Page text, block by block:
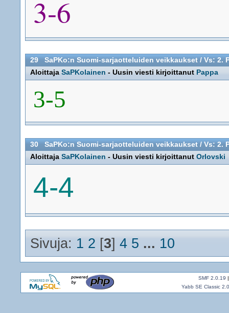
3-6
29SaPKo:n Suomi-sarjaotteluiden veikkaukset /Vs: 2.
AloittajaSaPKolainen - Uusin viesti kirjoittanut Pappa
3-5
30SaPKo:n Suomi-sarjaotteluiden veikkaukset /Vs: 2.
AloittajaSaPKolainen - Uusin viesti kirjoittanutOrlovski
4-4
Sivuja: 1 2 [3]4 5 ... 10
SMF 2.0.19
Yabb SE Classic